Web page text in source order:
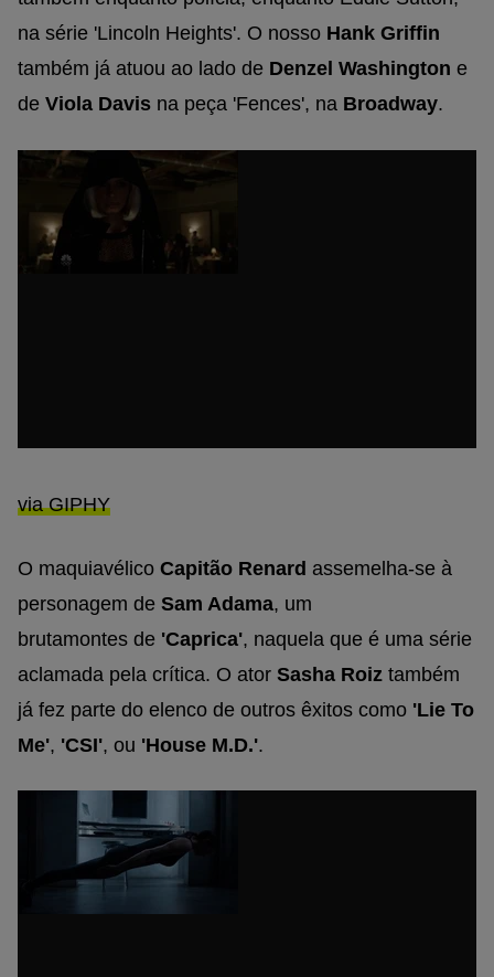
na série 'Lincoln Heights'. O nosso Hank Griffin
também já atuou ao lado de Denzel Washington e
de Viola Davis na peça 'Fences', na Broadway.
via GIPHY
O maquiavélico Capitão Renard assemelha-se à
personagem de Sam Adama, um
brutamontes de 'Caprica', naquela que é uma série
aclamada pela crítica. O ator Sasha Roiz também
já fez parte do elenco de outros êxitos como 'Lie To
Me', 'CSI', ou 'House M.D.'.